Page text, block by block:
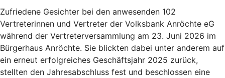
Zufriedene Gesichter bei den anwesenden 102
Vertreterinnen und Vertreter der Volksbank Anröchte eG
während der Vertreterversammlung am 23. Juni 2026 im
Bürgerhaus Anröchte. Sie blickten dabei unter anderem auf
ein erneut erfolgreiches Geschäftsjahr 2025 zurück,
stellten den Jahresabschluss fest und beschlossen eine